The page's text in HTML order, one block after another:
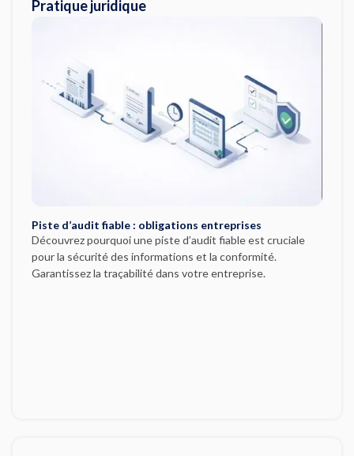
Pratique juridique
Piste d’audit fiable : obligations entreprises
Découvrez pourquoi une piste d’audit fiable est cruciale
pour la sécurité des informations et la conformité.
Garantissez la traçabilité dans votre entreprise.